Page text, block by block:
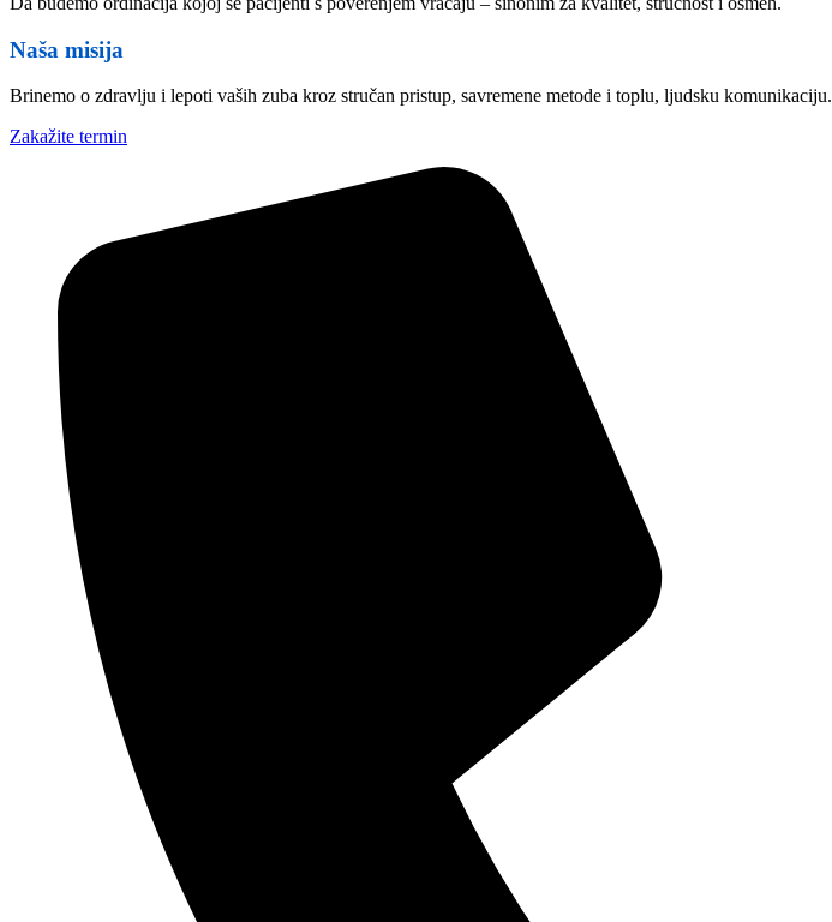
Naša misija
Brinemo o zdravlju i lepoti vaših zuba kroz stručan pristup, savremene metode i toplu, ljudsku komunikaciju.
Zakažite termin